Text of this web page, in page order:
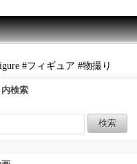
#フィギュア #物撮り
検索